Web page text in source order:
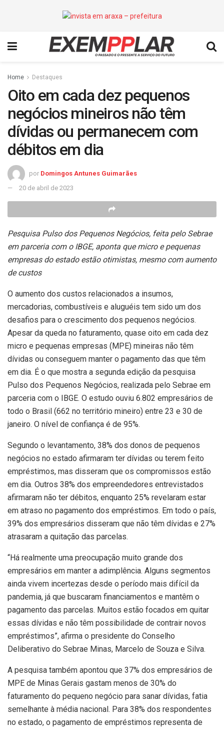
Home Destaques
Oito em cada dez pequenos
negócios mineiros não têm
dívidas ou permanecem com
débitos em dia
por Domingos Antunes Guimarães
20 de abril de 2023
Pesquisa Pulso dos Pequenos Negócios, feita pelo Sebrae
em parceria com o IBGE, aponta que micro e pequenas
empresas do estado estão otimistas, mesmo com aumento
de custos
O aumento dos custos relacionados a insumos,
mercadorias, combustíveis e aluguéis tem sido um dos
desafios para o crescimento dos pequenos negócios.
Apesar da queda no faturamento, quase oito em cada dez
micro e pequenas empresas (MPE) mineiras não têm
dívidas ou conseguem manter o pagamento das que têm
em dia. É o que mostra a segunda edição da pesquisa
Pulso dos Pequenos Negócios, realizada pelo Sebrae em
parceria com o IBGE. O estudo ouviu 6.802 empresários de
todo o Brasil (662 no território mineiro) entre 23 e 30 de
janeiro. O nível de confiança é de 95%.
Segundo o levantamento, 38% dos donos de pequenos
negócios no estado afirmaram ter dívidas ou terem feito
empréstimos, mas disseram que os compromissos estão
em dia. Outros 38% dos empreendedores entrevistados
afirmaram não ter débitos, enquanto 25% revelaram estar
em atraso no pagamento dos empréstimos. Em todo o país,
39% dos empresários disseram que não têm dívidas e 27%
atrasaram a quitação das parcelas.
“Há realmente uma preocupação muito grande dos
empresários em manter a adimplência. Alguns segmentos
ainda vivem incertezas desde o período mais difícil da
pandemia, já que buscaram financiamentos e mantêm o
pagamento das parcelas. Muitos estão focados em quitar
essas dívidas e não têm possibilidade de contrair novos
empréstimos”, afirma o presidente do Conselho
Deliberativo do Sebrae Minas, Marcelo de Souza e Silva.
A pesquisa também apontou que 37% dos empresários de
MPE de Minas Gerais gastam menos de 30% do
faturamento do pequeno negócio para sanar dívidas, fatia
semelhante à média nacional. Para 38% dos respondentes
no estado, o pagamento de empréstimos representa de